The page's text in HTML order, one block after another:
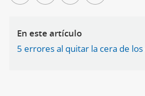
En este artículo
5 errores al quitar la cera de